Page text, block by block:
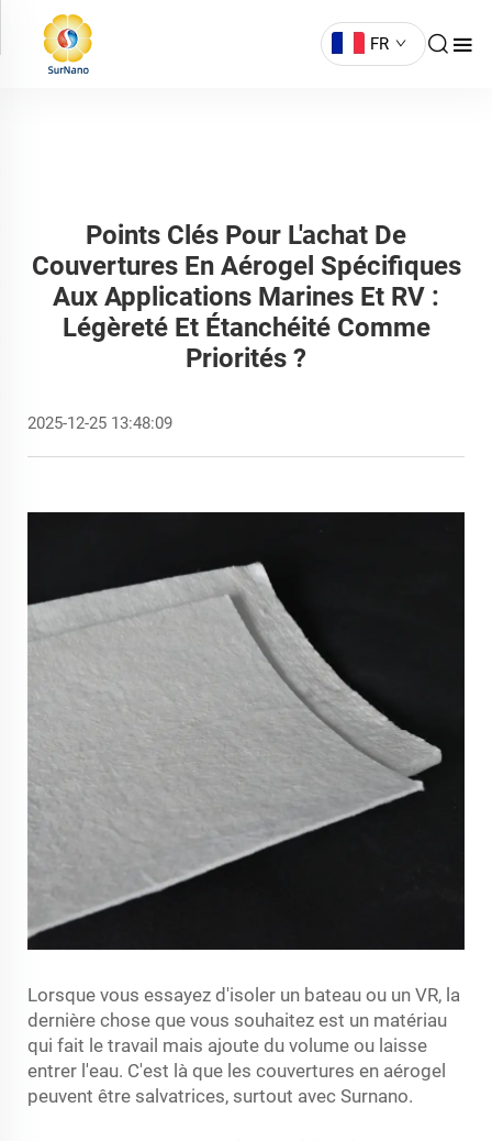
FR
Points Clés Pour L'achat De
Couvertures En Aérogel Spécifiques
Aux Applications Marines Et RV :
Légèreté Et Étanchéité Comme
Priorités ?
2025-12-25 13:48:09
Lorsque vous essayez d'isoler un bateau ou un VR, la
dernière chose que vous souhaitez est un matériau
qui fait le travail mais ajoute du volume ou laisse
entrer l'eau. C'est là que les couvertures en aérogel
peuvent être salvatrices, surtout avec Surnano.